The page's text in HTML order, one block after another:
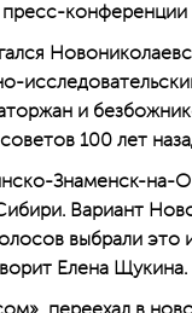
и
100 лет
Знаменск-на-
Вариант
выбрали
Елена Щукина.